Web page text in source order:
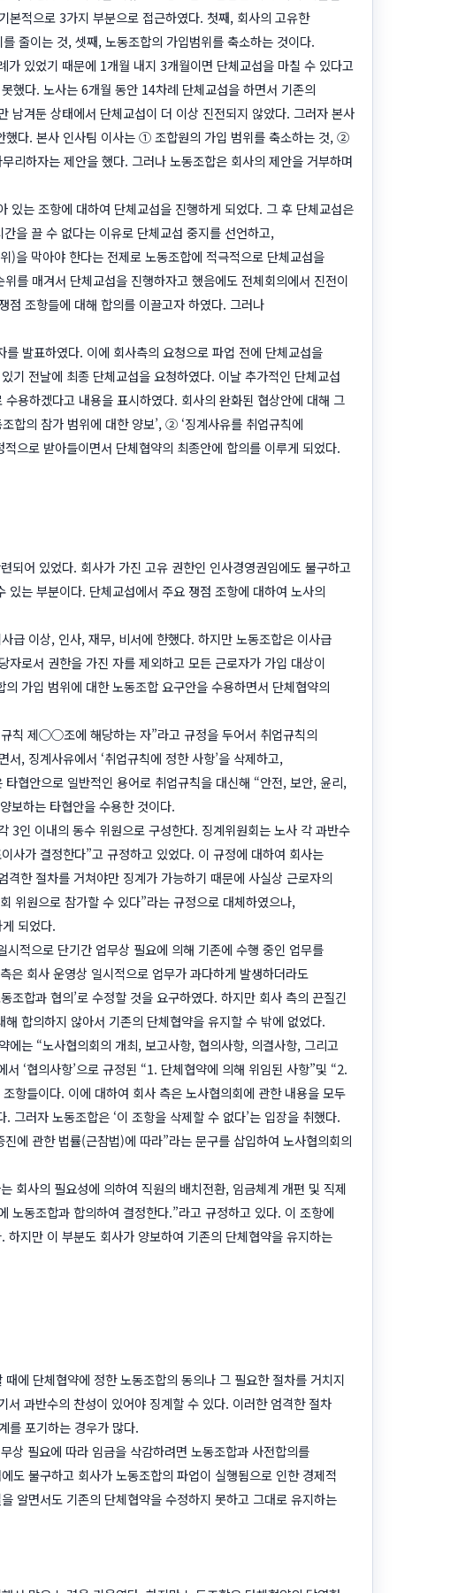
본적으로 3가지 부분으로 접근하였다. 첫째, 회사의 고유한
줄이는 것, 셋째, 노동조합의 가입범위를 축소하는 것이다.
있었기 때문에 1개월 내지 3개월이면 단체교섭을 마칠 수 있다고
했다. 노사는 6개월 동안 14차례 단체교섭을 하면서 기존의
겨둔 상태에서 단체교섭이 더 이상 진전되지 않았다. 그러자 본사
했다. 본사 인사팀 이사는 ① 조합원의 가입 범위를 축소하는 것, ②
하자는 제안을 했다. 그러나 노동조합은 회사의 제안을 거부하며
는 조항에 대하여 단체교섭을 진행하게 되었다. 그 후 단체교섭은
을 끌 수 없다는 이유로 단체교섭 중지를 선언하고,
)을 막아야 한다는 전제로 노동조합에 적극적으로 단체교섭을
를 매겨서 단체교섭을 진행하자고 했음에도 전체회의에서 진전이
점 조항들에 대해 합의를 이끌고자 하였다. 그러나
발표하였다. 이에 회사측의 요청으로 파업 전에 단체교섭을
기 전날에 최종 단체교섭을 요청하였다. 이날 추가적인 단체교섭
용하겠다고 내용을 표시하였다. 회사의 완화된 협상안에 대해 그
합의 참가 범위에 대한 양보’, ② ‘징계사유를 취업규칙에
으로 받아들이면서 단체협약의 최종안에 합의를 이루게 되었다.
되어 있었다. 회사가 가진 고유 권한인 인사경영권임에도 불구하고
는 부분이다. 단체교섭에서 주요 쟁점 조항에 대하여 노사의
급 이상, 인사, 재무, 비서에 한했다. 하지만 노동조합은 이사급
자로서 권한을 가진 자를 제외하고 모든 근로자가 가입 대상이
가입 범위에 대한 노동조합 요구안을 수용하면서 단체협약의
칙 제○○조에 해당하는 자”라고 규정을 두어서 취업규칙의
, 징계사유에서 ‘취업규칙에 정한 사항’을 삭제하고,
협안으로 일반적인 용어로 취업규칙을 대신해 “안전, 보안, 윤리,
보하는 타협안을 수용한 것이다.
3인 이내의 동수 위원으로 구성한다. 징계위원회는 노사 각 과반수
사가 결정한다”고 규정하고 있었다. 이 규정에 대하여 회사는
한 절차를 거쳐야만 징계가 가능하기 때문에 사실상 근로자의
위원으로 참가할 수 있다”라는 규정으로 대체하였으나,
되었다.
적으로 단기간 업무상 필요에 의해 기존에 수행 중인 업무를
은 회사 운영상 일시적으로 업무가 과다하게 발생하더라도
조합과 협의’로 수정할 것을 요구하였다. 하지만 회사 측의 끈질긴
합의하지 않아서 기존의 단체협약을 유지할 수 밖에 없었다.
는 “노사협의회의 개최, 보고사항, 협의사항, 의결사항, 그리고
‘협의사항’으로 규정된 “1. 단체협약에 의해 위임된 사항”및 “2.
항들이다. 이에 대하여 회사 측은 노사협의회에 관한 내용을 모두
러자 노동조합은 ‘이 조항을 삭제할 수 없다’는 입장을 취했다.
에 관한 법률(근참법)에 따라”라는 문구를 삽입하여 노사협의회의
회사의 필요성에 의하여 직원의 배치전환, 임금체계 개편 및 직제
노동조합과 합의하여 결정한다.”라고 규정하고 있다. 이 조항에
하지만 이 부분도 회사가 양보하여 기존의 단체협약을 유지하는
에 단체협약에 정한 노동조합의 동의나 그 필요한 절차를 거치지
과반수의 찬성이 있어야 징계할 수 있다. 이러한 엄격한 절차
를 포기하는 경우가 많다.
상 필요에 따라 임금을 삭감하려면 노동조합과 사전합의를
도 불구하고 회사가 노동조합의 파업이 실행됨으로 인한 경제적
알면서도 기존의 단체협약을 수정하지 못하고 그대로 유지하는